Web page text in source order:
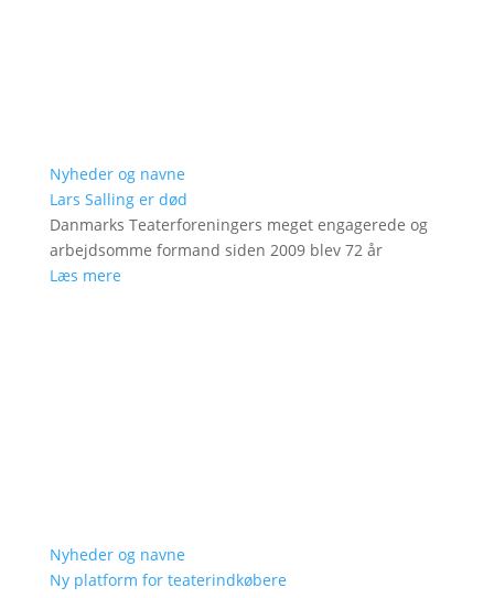
Nyheder og navne
Lars Salling er død
Danmarks Teaterforeningers meget engagerede og
arbejdsomme formand siden 2009 blev 72 år
Læs mere
Nyheder og navne
Ny platform for teaterindkøbere